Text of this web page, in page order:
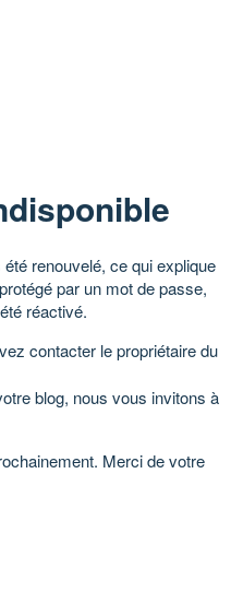
renouvelé, ce qui explique
par un mot de passe,
réactivé.
contacter le propriétaire du
blog, nous vous invitons à
Merci de votre